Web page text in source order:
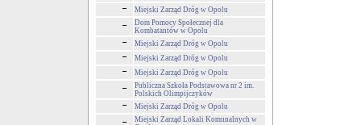
Miejski Zarząd Dróg w Opolu
Dom Pomocy Społecznej dla
Kombatantów w Opolu
Miejski Zarząd Dróg w Opolu
Miejski Zarząd Dróg w Opolu
Miejski Zarząd Dróg w Opolu
Publiczna Szkoła Podstawowa nr 2 im.
Polskich Olimpijczyków
Miejski Zarząd Dróg w Opolu
Miejski Zarząd Lokali Komunalnych w